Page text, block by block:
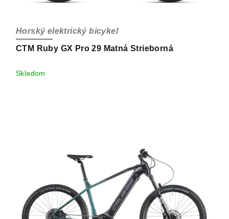
CTM Ruby GX Pro 29 Matná Strieborná
Horský elektrický bicykel
Skladom